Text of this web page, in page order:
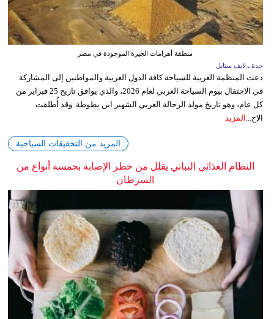
منطقة أهرامات الجيزة الموجودة في مصر
جدة ـ لايف ستايل
دعت المنظمة العربية للسياحة كافة الدول العربية والمواطنين إلى المشاركة
في الاحتفال بيوم السياحة العربي لعام 2026، والذي يوافق تاريخ 25 فبراير من
كل عام، وهو تاريخ مولد الرحالة العربي الشهير ابن بطوطة. وقد أُطلقت
الاح... المزيد
المزيد من التحقيقات السياحية
النظام الغذائي النباتي يقلل من خطر الإصابة بخمسة أنواع من
السرطان